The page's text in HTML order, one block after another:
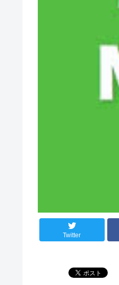
Twitter